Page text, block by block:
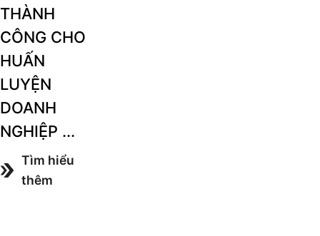
THÀNH
CÔNG CHO
HUẤN
LUYỆN
DOANH
NGHIỆP ...
Tìm hiểu
thêm